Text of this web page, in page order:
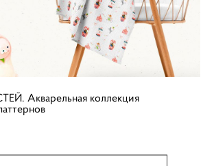
Акварельная коллекция